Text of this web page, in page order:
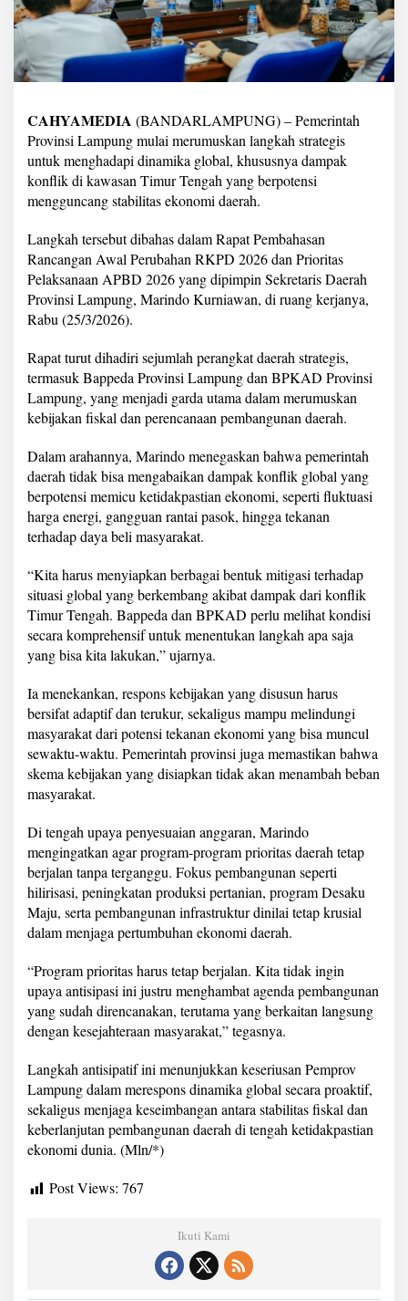
i
a
p
k
n
k
e
n
a
r
i
A
t
s
s
i
D
a
m
p
a
k
K
o
n
f
i
k
G
l
o
b
l
CAHYAMEDIA (BANDARLAMPUNG) – Pemerintah
Provinsi Lampung mulai merumuskan langkah strategis
untuk menghadapi dinamika global, khususnya dampak
konflik di kawasan Timur Tengah yang berpotensi
mengguncang stabilitas ekonomi daerah.
Langkah tersebut dibahas dalam Rapat Pembahasan
Rancangan Awal Perubahan RKPD 2026 dan Prioritas
Pelaksanaan APBD 2026 yang dipimpin Sekretaris Daerah
Provinsi Lampung, Marindo Kurniawan, di ruang kerjanya,
Rabu (25/3/2026).
Rapat turut dihadiri sejumlah perangkat daerah strategis,
termasuk Bappeda Provinsi Lampung dan BPKAD Provinsi
Lampung, yang menjadi garda utama dalam merumuskan
kebijakan fiskal dan perencanaan pembangunan daerah.
Dalam arahannya, Marindo menegaskan bahwa pemerintah
daerah tidak bisa mengabaikan dampak konflik global yang
berpotensi memicu ketidakpastian ekonomi, seperti fluktuasi
harga energi, gangguan rantai pasok, hingga tekanan
terhadap daya beli masyarakat.
“Kita harus menyiapkan berbagai bentuk mitigasi terhadap
situasi global yang berkembang akibat dampak dari konflik
Timur Tengah. Bappeda dan BPKAD perlu melihat kondisi
secara komprehensif untuk menentukan langkah apa saja
yang bisa kita lakukan,” ujarnya.
Ia menekankan, respons kebijakan yang disusun harus
bersifat adaptif dan terukur, sekaligus mampu melindungi
masyarakat dari potensi tekanan ekonomi yang bisa muncul
sewaktu-waktu. Pemerintah provinsi juga memastikan bahwa
skema kebijakan yang disiapkan tidak akan menambah beban
masyarakat.
Di tengah upaya penyesuaian anggaran, Marindo
mengingatkan agar program-program prioritas daerah tetap
berjalan tanpa terganggu. Fokus pembangunan seperti
hilirisasi, peningkatan produksi pertanian, program Desaku
Maju, serta pembangunan infrastruktur dinilai tetap krusial
dalam menjaga pertumbuhan ekonomi daerah.
“Program prioritas harus tetap berjalan. Kita tidak ingin
upaya antisipasi ini justru menghambat agenda pembangunan
yang sudah direncanakan, terutama yang berkaitan langsung
dengan kesejahteraan masyarakat,” tegasnya.
Langkah antisipatif ini menunjukkan keseriusan Pemprov
Lampung dalam merespons dinamika global secara proaktif,
sekaligus menjaga keseimbangan antara stabilitas fiskal dan
keberlanjutan pembangunan daerah di tengah ketidakpastian
ekonomi dunia. (Mln/*)
Post Views: 767
Ikuti Kami